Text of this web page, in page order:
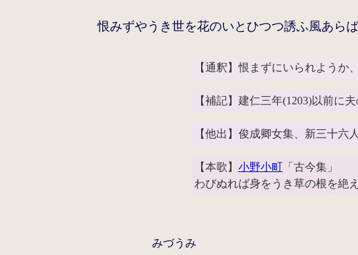
恨みずやうき世を花のいとひつつ誘ふ風あら
【通釈】恨まずにいられようか
【補記】建仁三年(1203)以前に
【他出】俊成卿女集、新三十六
【本歌】 小野小町
「古今集」
わびぬれば身をうき草の根を絶
みづうみ